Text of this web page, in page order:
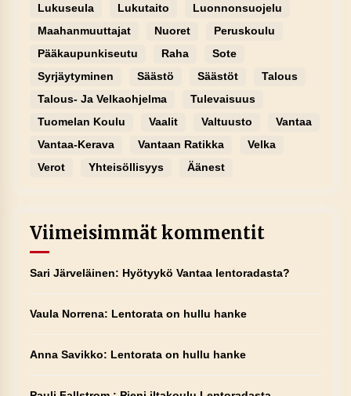
Lukuseula
Lukutaito
Luonnonsuojelu
Maahanmuuttajat
Nuoret
Peruskoulu
Pääkaupunkiseutu
Raha
Sote
Syrjäytyminen
Säästö Säästöt
Talous
Talous- Ja Velkaohjelma
Tulevaisuus
Tuomelan Koulu
Vaalit Valtuusto
Vantaa
Vantaa-Kerava
Vantaan Ratikka
Velka
Verot
Yhteisöllisyys Äänest
Viimeisimmät kommentit
Sari Järveläinen: Hyötyykö Vantaa lentoradasta?
Vaula Norrena: Lentorata on hullu hanke
Anna Savikko: Lentorata on hullu hanke